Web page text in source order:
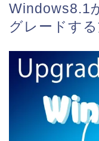
Windows8.1
グレードす